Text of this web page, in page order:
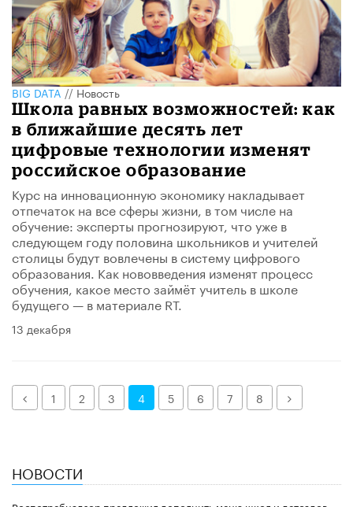
BIG DATA//Новость
Школа равных возможностей: как
в ближайшие десять лет
цифровые технологии изменят
российское образование
Курс на инновационную экономику накладывает
отпечаток на все сферы жизни, в том числе на
обучение: эксперты прогнозируют, что уже в
следующем году половина школьников и учителей
столицы будут вовлечены в систему цифрового
образования. Как нововведения изменят процесс
обучения, какое место займёт учитель в школе
будущего — в материале RT.
13 декабря
Назад1 2 3 4 5 6 7 8 Далее
НОВОСТИ